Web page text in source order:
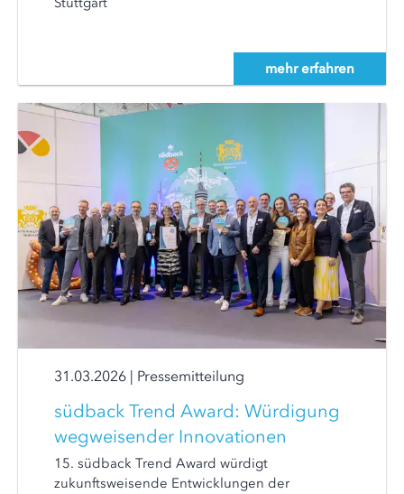
mehr erfahren
31.03.2026 | Pressemitteilung
südback Trend Award: Würdigung
wegweisender Innovationen
15. südback Trend Award würdigt
zukunftsweisende Entwicklungen der